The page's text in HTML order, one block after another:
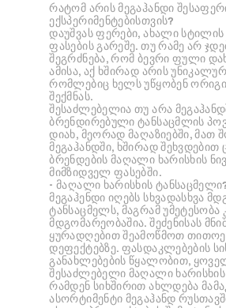
რატომ არის მეგაჰანდი
ექსპერიმენტებისთვის?
დაუშვას ფერები, ახალი
ფასების გარეშე. თუ რამე არ
შეგრძნება, რომ ბევრი ფული
ამისა, აქ ხშირად არის
რომლებიც ხელს უწყობენ
შექმნას.
შესაძლებელია თუ არა
ბრენდირებული ტანსაცმლის
დიახ, მეორად მაღაზიებში, მათ
მეგაჰანდში, ხშირად
ბრენდების მაღალი ხარისხის
მიმზიდველ ფასებში.
- მაღალი ხარისხის
მეგაჰენდი იღებს სხვადასხვა
ტანსაცმელს, მაგრამ უმეტესობა
მდგომარეობაშია. შეძენისას
ყურადღებით შეამოწმოთ
დეფექტებზე. ფასდაკლებების
განახლებების წყალობით,
შესაძლებელი მაღალი ხარისხის
რამდენ სიხშირით ახლდება
ასორტიმენტი მეგაჰანდ